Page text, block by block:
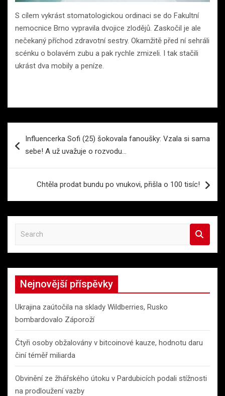
S cílem vykrást stomatologickou ordinaci se do Fakultní
nemocnice Brno vypravila dvojice zlodějů. Zaskočil je ale
nečekaný příchod zdravotní sestry. Okamžitě před ní sehráli
scénku o bolavém zubu a pak rychle zmizeli. I tak stačili
ukrást dva mobily a peníze.
proInfluencerka Sofi (25) šokovala fanoušky: Vzala si sama
sebe! A už uvažuje o rozvodu…
Chtěla prodat bundu po vnukovi, přišla o 100 tisíc!
a
r
h
Nejnovější příspěvky
Ukrajina zaútočila na sklady Wildberries, Rusko
bombardovalo Záporoží
Čtyři osoby obžalovány v bitcoinové kauze, hodnotu daru
činí téměř miliarda
Obvinění ze žhářského útoku v Pardubicích podali stížnosti
na prodloužení vazby